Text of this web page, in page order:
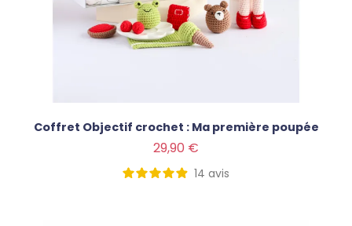
Coffret Objectif crochet : Ma première poupée
29,90 €
14 avis